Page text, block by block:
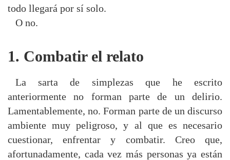
todo llegará por sí solo.
O no.
1. Combatir el relato
La sarta de simplezas que he escrito
anteriormente no forman parte de un delirio.
Lamentablemente, no. Forman parte de un discurso
ambiente muy peligroso, y al que es necesario
cuestionar, enfrentar y combatir. Creo que,
afortunadamente, cada vez más personas ya están